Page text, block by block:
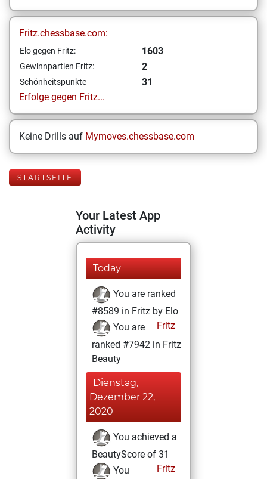
Fritz.chessbase.com:
Elo gegen Fritz: 1603
Gewinnpartien Fritz: 2
Schönheitspunkte
31
Erfolge gegen Fritz...
Keine Drills auf Mymoves.chessbase.com
STARTSEITE
Your Latest App
Activity
Today
You are ranked
#8589 in Fritz by Elo
Fritz
You are
ranked #7942 in Fritz
Beauty
Dienstag,
Dezember 22,
2020
You achieved a
BeautyScore of 31
Fritz
You